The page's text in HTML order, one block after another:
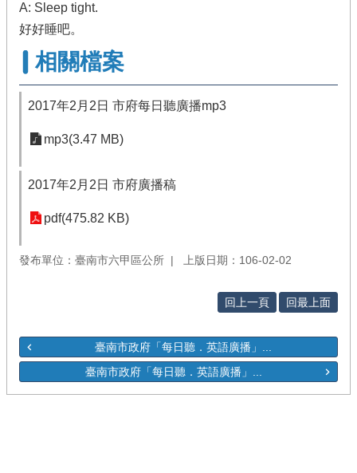
A: Sleep tight.
好好睡吧。
相關檔案
2017年2月2日 市府每日聽廣播mp3
mp3(3.47 MB)
2017年2月2日 市府廣播稿
pdf(475.82 KB)
發布單位：臺南市六甲區公所 上版日期：106-02-02
回上一頁 回最上面
臺南市政府「每日聽．英語廣播」...
臺南市政府「每日聽．英語廣播」...